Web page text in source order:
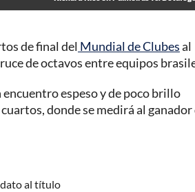
de final del Mundial de Clubesal
de octavos entre equipos
espeso y de poco brillo
donde se medirá al ganador
al título